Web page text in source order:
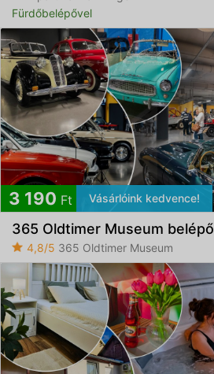
Fürdőbelépővel
3 190 Ft Vásárlóink kedvence!
365 Oldtimer Museum belépő
4,8/5 365 Oldtimer Museum